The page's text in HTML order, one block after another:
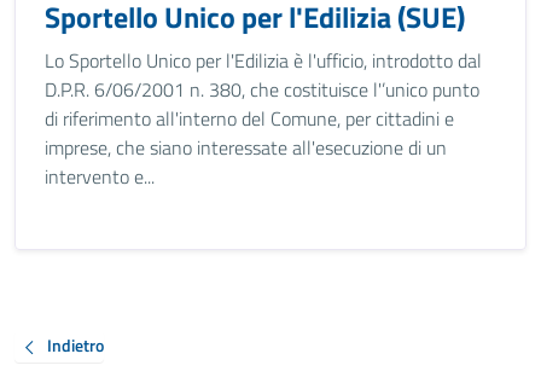
Sportello Unico per l'Edilizia (SUE)
Lo Sportello Unico per l'Edilizia è l'ufficio, introdotto dal
D.P.R. 6/06/2001 n. 380, che costituisce l'’unico punto
di riferimento all'interno del Comune, per cittadini e
imprese, che siano interessate all'esecuzione di un
intervento e...
Indietro